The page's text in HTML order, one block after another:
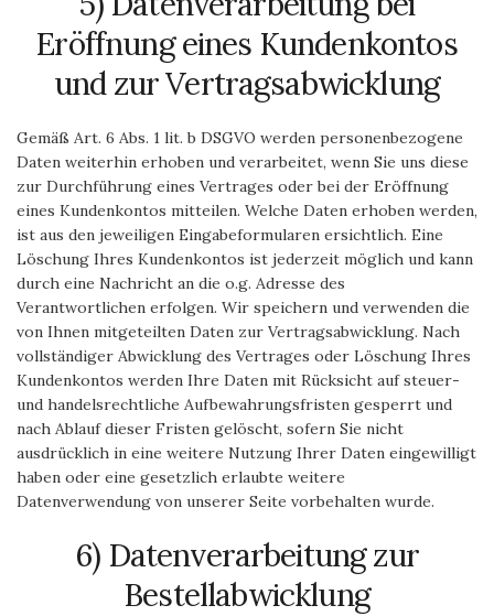
Eröffnung eines Kundenkontos
und zur Vertragsabwicklung
Gemäß Art. 6 Abs. 1 lit. b DSGVO werden personenbezogene
Daten weiterhin erhoben und verarbeitet, wenn Sie uns diese
zur Durchführung eines Vertrages oder bei der Eröffnung
eines Kundenkontos mitteilen. Welche Daten erhoben werden,
ist aus den jeweiligen Eingabeformularen ersichtlich. Eine
Löschung Ihres Kundenkontos ist jederzeit möglich und kann
durch eine Nachricht an die o.g. Adresse des
Verantwortlichen erfolgen. Wir speichern und verwenden die
von Ihnen mitgeteilten Daten zur Vertragsabwicklung. Nach
vollständiger Abwicklung des Vertrages oder Löschung Ihres
Kundenkontos werden Ihre Daten mit Rücksicht auf steuer-
und handelsrechtliche Aufbewahrungsfristen gesperrt und
nach Ablauf dieser Fristen gelöscht, sofern Sie nicht
ausdrücklich in eine weitere Nutzung Ihrer Daten eingewilligt
haben oder eine gesetzlich erlaubte weitere
Datenverwendung von unserer Seite vorbehalten wurde.
6) Datenverarbeitung zur
Bestellabwicklung